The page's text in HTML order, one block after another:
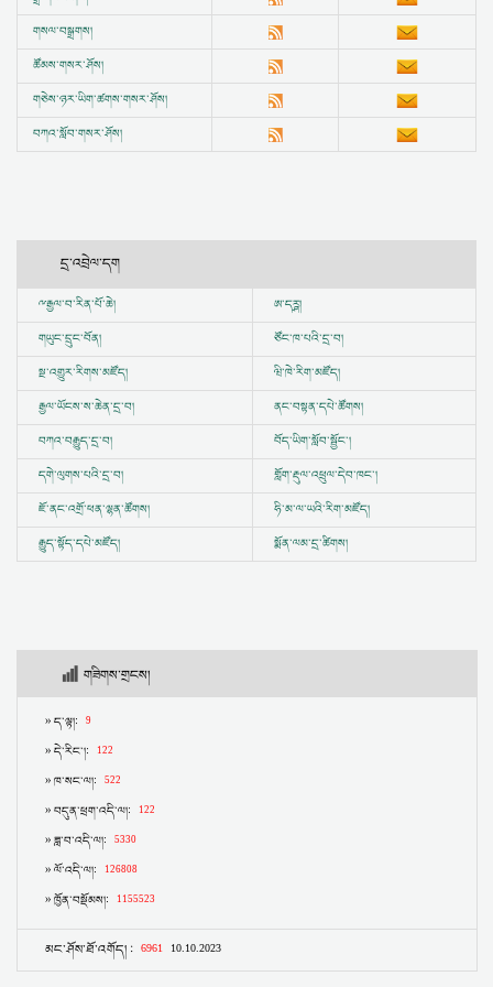
གསལ་བསྒྲགས།
ཚོམས་གསར་ཤོས།
གཅེས་ཉར་ཡིག་ཚགས་གསར་ཤོས།
བཀའ་སློབ་གསར་ཤོས།
དྲ་འབྲེལ་དག
ྋརྒྱལ་བ་རིན་པོ་ཆེ།
ཨ་དཪྴ།
གཡུང་དྲུང་བོན།
ཙོང་ཁ་པའི་དྲ་བ།
སྔ་འགྱུར་རིགས་མཛོད།
ཝི་ཁེ་རིག་མཛོད།
རྒྱལ་ཡོངས་ས་ཆེན་དྲ་བ།
ནང་བསྟན་དཔེ་ཚོགས།
བཀའ་བརྒྱུད་དྲ་བ།
བོད་ཡིག་སློབ་སྦྱོང་།
དགེ་ལུགས་པའི་དྲ་བ།
གློག་རྡུལ་འཕྲུལ་དེབ་ཁང་།
ཇོ་ནང་འགྲོ་ཕན་ལྷན་ཚོགས།
ཧི་མ་ལ་ཡའི་རིག་མཛོད།
རྒྱུད་སྟོད་དཔེ་མཛོད།
སྨོན་ལམ་དྲ་ཚིགས།